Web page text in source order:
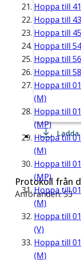
Hoppa till
Hoppa till
Hoppa till
Hoppa till
Hoppa till
Hoppa till
Hoppa till
(M)
Hoppa till
(MP)
Hoppa till
(M)
Hoppa till
(MP)
Hoppa till
(M)
Hoppa till
(V)
Hoppa till
(M)
Protokoll från
Anföranden: 53